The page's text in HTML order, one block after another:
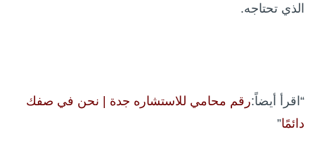
الذي تحتاجه.
“اقرأ أيضاً:رقم محامي للاستشاره جدة | نحن في صفك
دائمًا”